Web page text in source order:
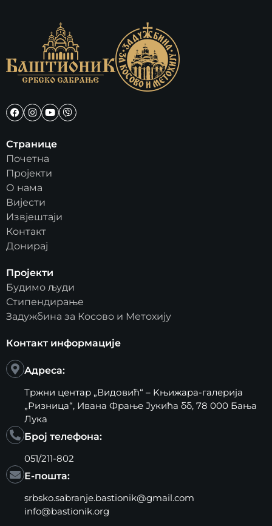
Странице
Почетна
Пројекти
О нама
Вијести
Извјештаји
Контакт
Донирај
Пројекти
Будимо људи
Стипендирање
Задужбина за Косово и Метохију
Контакт информације
Адреса:
Тржни центар „Видовић“ – Kњижара-галерија
„Ризница“, Ивана Фрање Јукића бб, 78 000 Бања
Лука
Број телефона:
051/211-802
Е-пошта:
srbsko.sabranje.bastionik@gmail.com
info@bastionik.org